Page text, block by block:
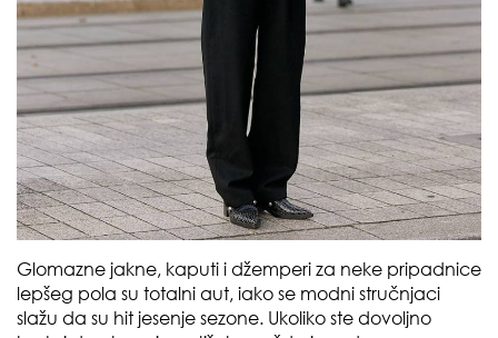
Glomazne jakne, kaputi i džemperi za neke pripadnice
lepšeg pola su totalni aut, iako se modni stručnjaci
slažu da su hit jesenje sezone. Ukoliko ste dovoljno